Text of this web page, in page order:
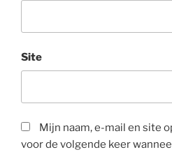
Site
Mijn naam, e-mail en site
voor de volgende keer